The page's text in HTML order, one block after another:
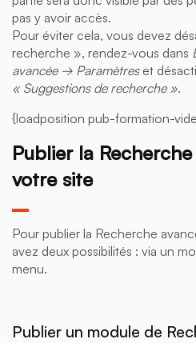
pas y avoir accès.
Pour éviter cela, vous devez
recherche », rendez-vous dans
avancée → Paramètres et
« Suggestions de recherche ».
{loadposition pub-formation-
Publier la
votre site
Pour publier la Recherche
avez deux possibilités : via un
menu.
Publier un module de